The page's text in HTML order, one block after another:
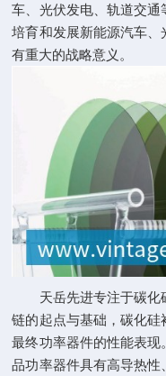
车、光伏发电、轨道交
培育和发展新能源汽车
有重大的战略意义。
天岳先进专注于碳化
链的起点与基础，碳化硅
最终功率器件的性能表
品功率器件具有高导热